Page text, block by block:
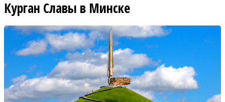
Курган Славы в Минске